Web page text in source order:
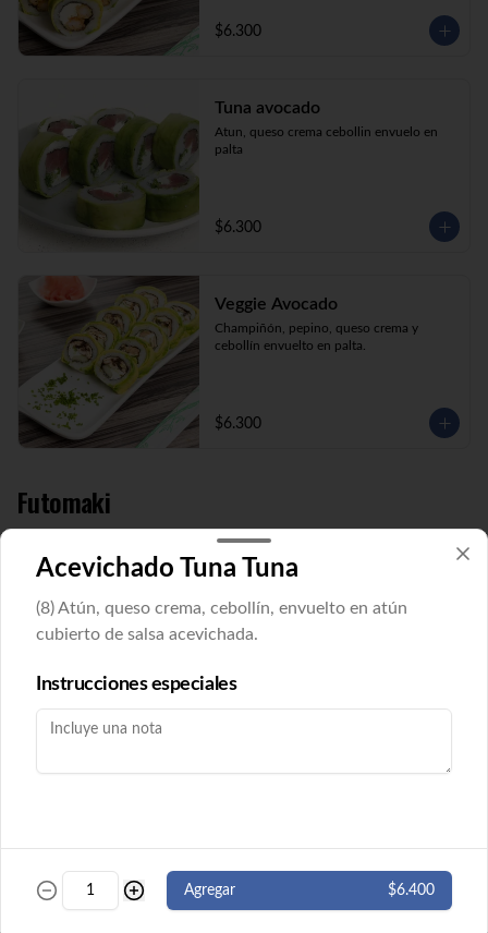
$6.300
Tuna avocado
Atun, queso crema cebollin envuelo en
palta
$6.300
Veggie Avocado
Champiñón, pepino, queso crema y
cebollín envuelto en palta.
$6.300
Futomaki
Futomaki Cucu Maki
cortes. ( Imagen referencial)
$5.500
$5.500
Acevichado Tuna Tuna
(8) Atún, queso crema, cebollín, envuelto en atún
cubierto de salsa acevichada.
Instrucciones especiales
Agregar $6.400